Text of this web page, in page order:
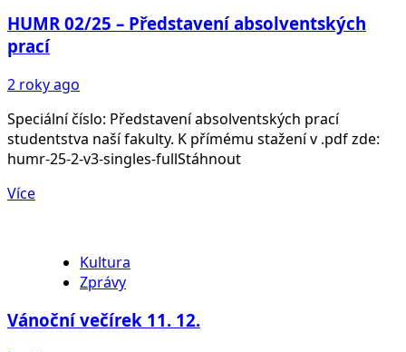
HUMR 02/25 – Představení absolventských
prací
2 roky ago
Speciální číslo: Představení absolventských prací
studentstva naší fakulty. K přímému stažení v .pdf zde:
humr-25-2-v3-singles-fullStáhnout
Více
Kultura
Zprávy
Vánoční večírek 11. 12.